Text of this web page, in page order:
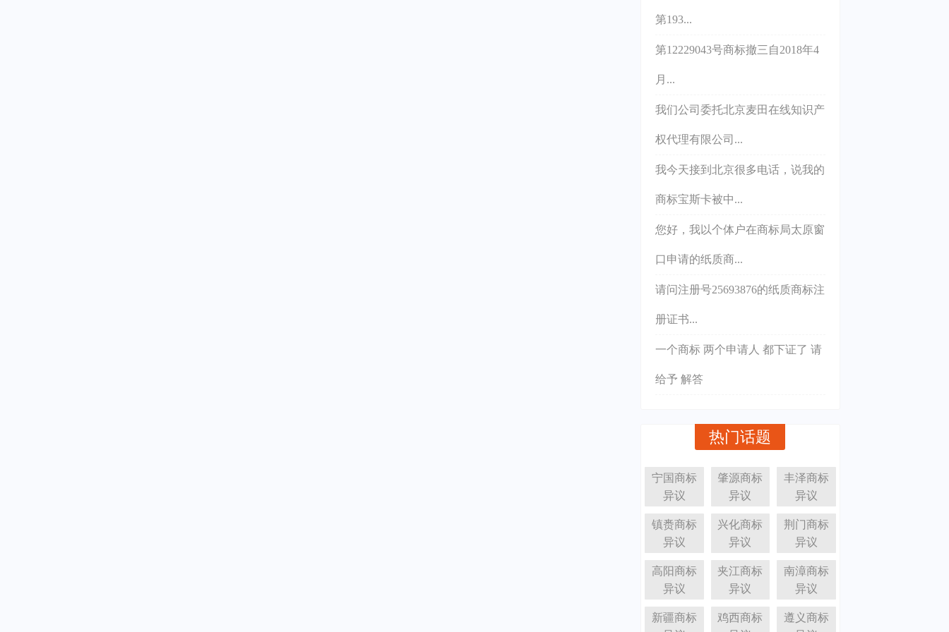
第193...
第12229043号商标撤三自2018年4
月...
我们公司委托北京麦田在线知识产
权代理有限公司...
我今天接到北京很多电话，说我的
商标宝斯卡被中...
您好，我以个体户在商标局太原窗
口申请的纸质商...
请问注册号25693876的纸质商标注
册证书...
一个商标 两个申请人 都下证了 请
给予 解答
热门话题
宁国商标
异议
肇源商标
异议
丰泽商标
异议
镇赉商标
异议
兴化商标
异议
荆门商标
异议
高阳商标
异议
夹江商标
异议
南漳商标
异议
新疆商标
鸡西商标
遵义商标